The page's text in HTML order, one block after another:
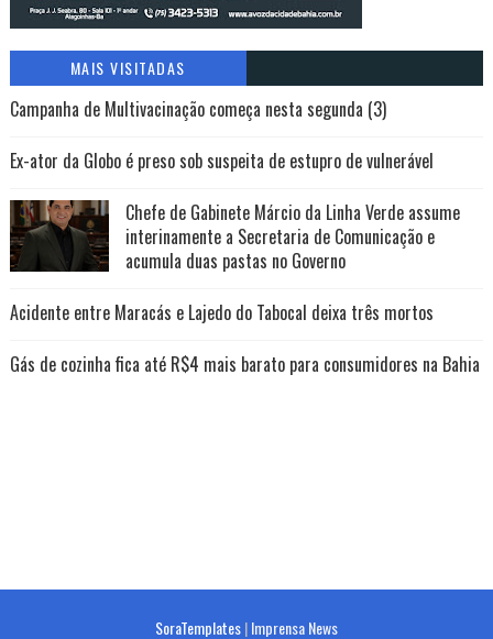
MAIS VISITADAS
Campanha de Multivacinação começa nesta segunda (3)
Ex-ator da Globo é preso sob suspeita de estupro de vulnerável
Chefe de Gabinete Márcio da Linha Verde assume
interinamente a Secretaria de Comunicação e
acumula duas pastas no Governo
Acidente entre Maracás e Lajedo do Tabocal deixa três mortos
Gás de cozinha fica até R$4 mais barato para consumidores na Bahia
SoraTemplates|Imprensa News